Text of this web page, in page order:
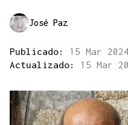
José Paz
Publicado: 15 Mar
Actualizado: 15 Mar